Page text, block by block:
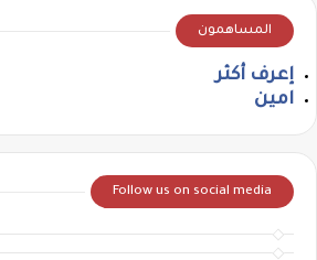
المساهمون
إعرف أكثر
امين
Follow us on social media